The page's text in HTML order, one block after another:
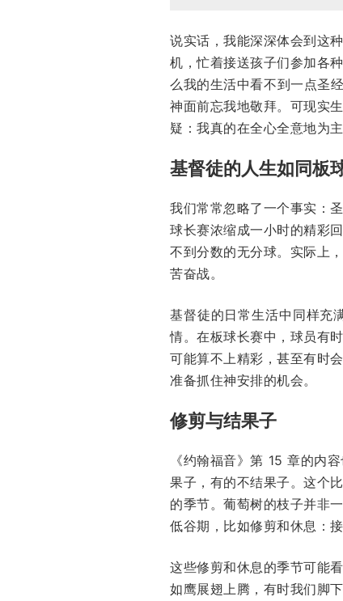
说实话，我能深深体会到这
机，忙着接送孩子们参加各
么我的生活中看不到一点圣
神面前忘我地敬拜。可现实
疑：我真的在全心全意地为
基督徒的人生如同板
我们常常忽略了一个事实：
球长赛浓缩成一小时的精彩
不到分数的无分球。实际上
苦奋战。
基督徒的日常生活中同样充
情。在板球长赛中，球员有
可能算不上精彩，甚至有时
准备抓住神安排的机会。
修剪与结果子
《约翰福音》第 15 章的内
果子，有的不结果子。这个
的季节。葡萄树的枝子并非
低谷期，比如修剪和休息：
这些修剪和休息的季节可能
如鹰展翅上腾，有时我们脚